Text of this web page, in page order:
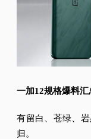
一加12规格爆料汇
有留白、苍绿、
归。